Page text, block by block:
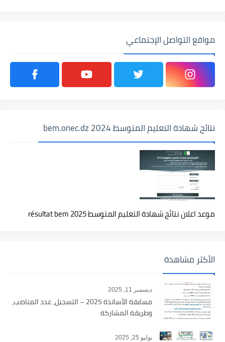
مواقع التواصل الإجتماعي
نتائج شهادة التعليم المتوسط 2024 bem.onec.dz
موعد اعلان نتائج شهادة التعليم المتوسط 2025 résultat bem
الأكثر مشاهدة
ديسمبر 11, 2025
مسابقة الأساتذة 2025 – التسجيل، عدد المناصب،
وطريقة المشاركة
يوليو 25, 2025